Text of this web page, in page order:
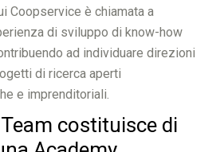
Coopservice è chiamata a
di sviluppo di know-how
ad individuare direzioni
di ricerca aperti
e imprenditoriali.
costituisce di